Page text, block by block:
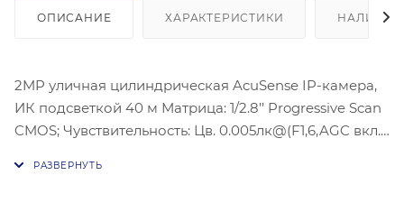
ОПИСАНИЕ ХАРАКТЕРИСТИКИ НАЛИЧИЕ
2MP уличная цилиндрическая AcuSense IP-камера,
ИК подсветкой 40 м Матрица: 1/2.8’’ Progressive Scan
CMOS; Чувствительность: Цв. 0.005лк@(F1,6,AGC вкл.),